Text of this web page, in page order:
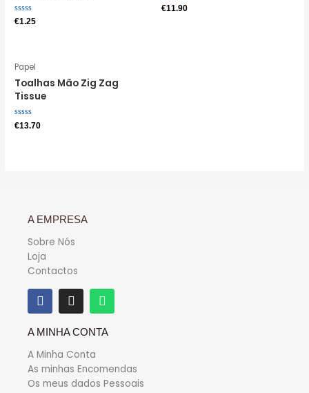
Avaliação
€1.25
Avaliação
€11.90
Papel
Toalhas Mão Zig Zag
Tissue
Avaliação
0
€13.70
A EMPRESA
Sobre Nós
Loja
Contactos
A MINHA CONTA
A Minha Conta
As minhas Encomendas
Os meus dados Pessoais